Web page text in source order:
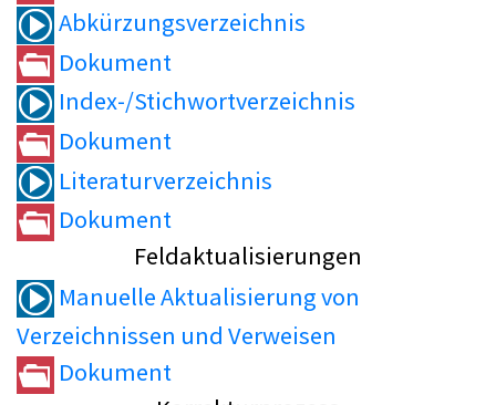
Abkürzungsverzeichnis
Dokument
Index-/Stichwortverzeichnis
Dokument
Literaturverzeichnis
Dokument
Feldaktualisierungen
Manuelle Aktualisierung von
Verzeichnissen und Verweisen
Dokument